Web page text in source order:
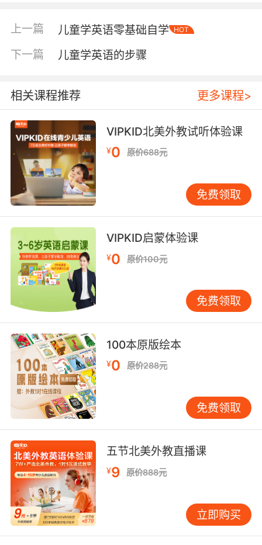
孩子的发音或语法错误，以免挫伤他们的勇气。
相反，当孩子指着苹果说“apple”时，即使发音不
够标准，也应给予积极回应：“Yes! That’s a red
apple! You’re so smart!” 这样的正向反馈会让孩
年龄段，找准口语学习的“最近发展区” 不同年龄
段的孩子，认知水平和兴趣点不同，口语学习的
目标和方法也应有所侧重。 对于幼儿园阶段（3-
6岁）的孩子，核心是“玩”和“模仿”。目标并非说
出复杂句子，而是培养对英语语音的敏感度，并
乐于模仿跟读。在家可以玩简单的指令游戏，如
“Touch your nose”、“Jump like a rabbit”。一
起唱跳英文儿歌，如《Head, Shoulders, Knees
and Toes》，边唱边做动作。还可以利用玩具进
行角色扮演，例如：“Hello, Mr. Teddy Bear.
Would you like some tea?” 此阶段，孩子的口语
输出可能只是单词或简单短语，但这已是宝贵的
开端。 进入小学低年级（6-9岁），孩子的理解
力增强，口语学习可过渡到“完整句子”和“简单场
景表达”。可以引导孩子用英语描述日常小事，例
如晚饭后询问：“What did you do at school
today?” 起初孩子可能只用单词回答“play,
draw”，家长可以帮其扩展成句：“Oh, you
played football with friends? That sounds
fun!” 通过这种“填空”和“扩句”的方式，孩子能逐
渐学会组织语言。也可利用绘本，指着画面提
问：“What do you think will happen next?” 到
了小学高年级及以上（9岁以上），孩子的逻辑思
维开始发展，口语练习可加入“观点表达”和“简单
论述”。例如看完一部动画电影后讨论：“Which
character do you like most? Why?” 鼓励孩子使
用“I think… because…”结构来表达。也可以尝试
主题小演讲，每月选择一个感兴趣的话题，准备
一两分钟的发言，如“My Favorite Animal”或“A
Place I Want to Visit”。此阶段应开始注重表达
上一篇 儿童学英语零基础自学 HOT
下一篇 儿童学英语的步骤
相关课程推荐 更多课程>
VIPKID北美外教试听体验课
¥0 原价688元
免费领取
VIPKID启蒙体验课
¥0 原价100元
免费领取
100本原版绘本
¥0 原价288元
免费领取
五节北美外教直播课
¥9 原价888元
立即购买